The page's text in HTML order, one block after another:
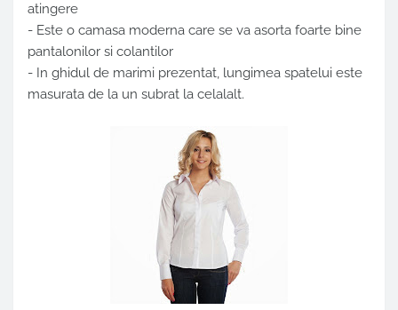
atingere
- Este o camasa moderna care se va asorta foarte bine
pantalonilor si colantilor
- In ghidul de marimi prezentat, lungimea spatelui este
masurata de la un subrat la celalalt.